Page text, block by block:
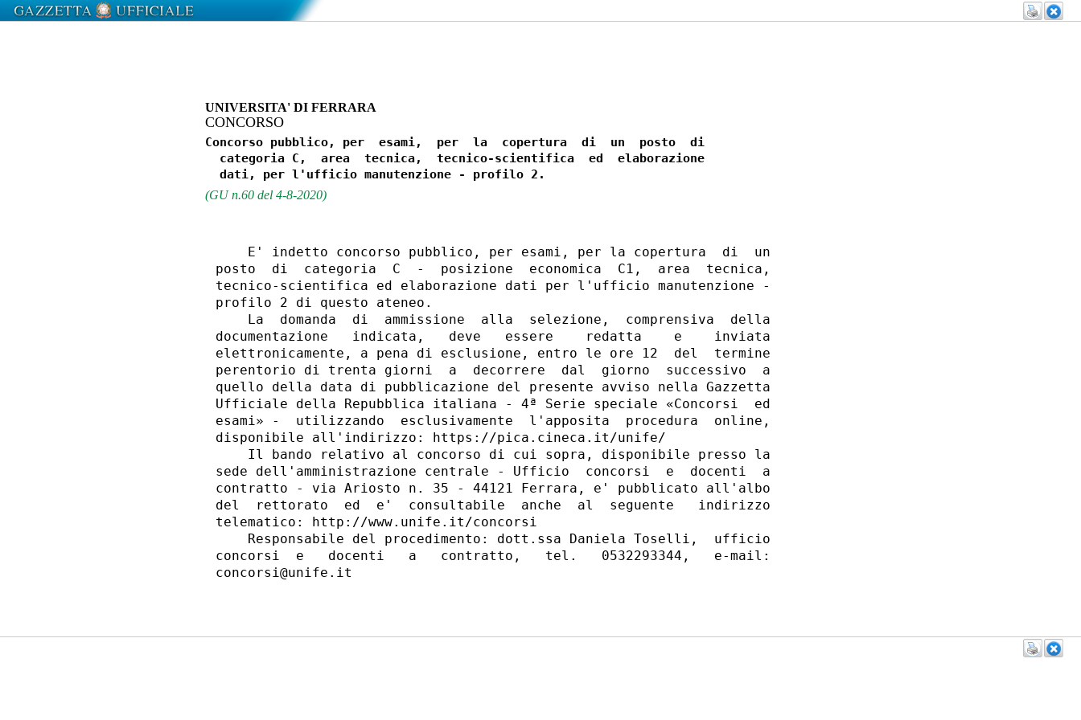
UNIVERSITA' DI FERRARA
CONCORSO
Concorso pubblico, per  esami,  per  la  copertura  di  un  posto  di
  categoria C,  area  tecnica,  tecnico-scientifica  ed  elaborazione
(GU n.60 del 4-8-2020)
    E' indetto concorso pubblico, per esami, per la copertura  di  un
posto  di  categoria  C  -  posizione  economica  C1,  area  tecnica,
tecnico-scientifica ed elaborazione dati per l'ufficio manutenzione -
profilo 2 di questo ateneo.
    La  domanda  di  ammissione  alla  selezione,  comprensiva  della
documentazione   indicata,   deve   essere    redatta    e    inviata
elettronicamente, a pena di esclusione, entro le ore 12  del  termine
perentorio di trenta giorni  a  decorrere  dal  giorno  successivo  a
quello della data di pubblicazione del presente avviso nella Gazzetta
Ufficiale della Repubblica italiana - 4ª Serie speciale «Concorsi  ed
esami» -  utilizzando  esclusivamente  l'apposita  procedura  online,
disponibile all'indirizzo: https://pica.cineca.it/unife/
    Il bando relativo al concorso di cui sopra, disponibile presso la
sede dell'amministrazione centrale - Ufficio  concorsi  e  docenti  a
contratto - via Ariosto n. 35 - 44121 Ferrara, e' pubblicato all'albo
del  rettorato  ed  e'  consultabile  anche  al  seguente   indirizzo
telematico: http://www.unife.it/concorsi
    Responsabile del procedimento: dott.ssa Daniela Toselli,  ufficio
concorsi  e   docenti   a   contratto,   tel.   0532293344,   e-mail:
concorsi@unife.it